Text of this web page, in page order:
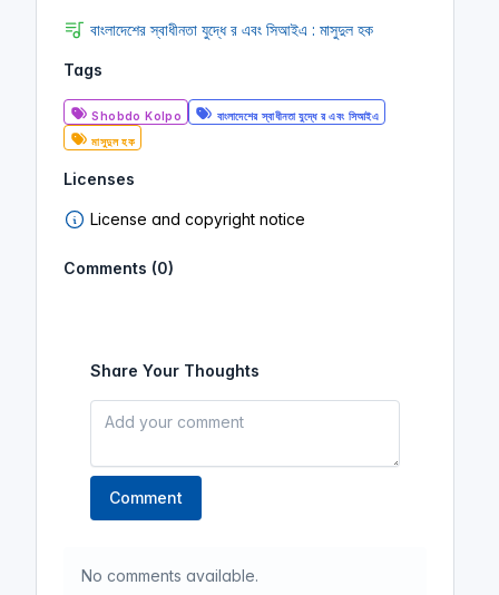
ভাঙতে চেয়েছিল ! বাংলাদেশের স্বাধীনতা
মাসুদুল হক)
বাংলাদেশের স্বাধীনতা যুদ্ধে র এবং সিআইএ : মাসুদুল হক
Tags
Shobdo Kolpo
বাংলাদেশের স্বাধীনতা যুদ্ধে র এবং সিআইএ
মাসুদুল হক
Licenses
License and copyright notice
Comments (0)
Share Your Thoughts
Comment
No comments available.